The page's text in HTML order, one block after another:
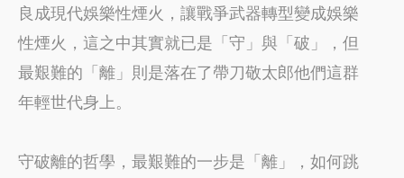
良成現代娛樂性煙火，讓戰爭武器轉型變成娛樂
性煙火，這之中其實就已是「守」與「破」，但
最艱難的「離」則是落在了帶刀敬太郎他們這群
年輕世代身上。
守破離的哲學，最艱難的一步是「離」，如何跳